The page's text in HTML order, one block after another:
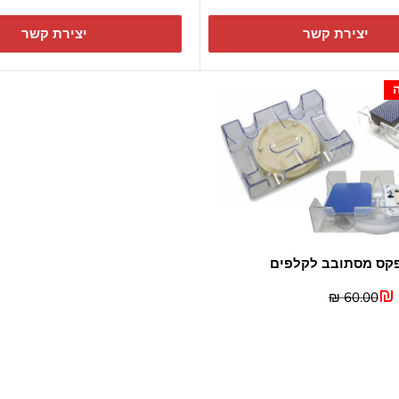
יצירת קשר יצירת קשר
מסתובב לקלפים
מחיר
60.00 ₪